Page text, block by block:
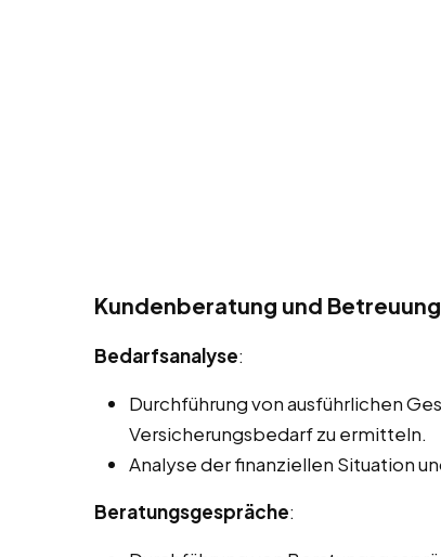
Kundenberatung und
Bedarfsanalyse:
Durchführung von ausführlichen
Versicherungsbedarf zu ermitteln.
Analyse der finanziellen Situation
Beratungsgespräche: